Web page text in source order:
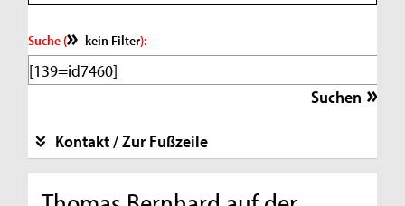
Suche ( kein Filter):
Kontakt / Zur Fußzeile